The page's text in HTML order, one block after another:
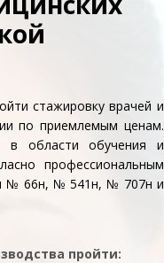
стажировку врачей и
по приемлемым ценам.
в области обучения и
профессиональным
№ 66н, № 541н, № 707н и
пройти: